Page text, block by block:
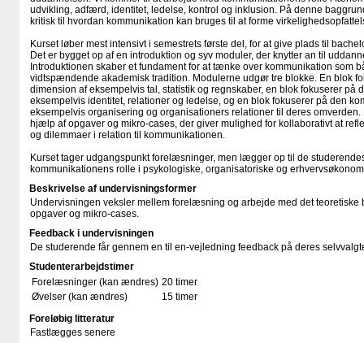
udvikling, adfærd, identitet, ledelse, kontrol og inklusion. På denne
kritisk til hvordan kommunikation kan bruges til at forme
Kurset løber mest intensivt i semestrets første del, for at give plads til
Det er bygget op af en introduktion og syv moduler, der knytter an til
Introduktionen skaber et fundament for at tænke over kommunikation som
vidtspændende akademisk tradition. Modulerne udgør tre blokke. En blok
dimension af eksempelvis tal, statistik og regnskaber, en blok fokuserer på
eksempelvis identitet, relationer og ledelse, og en blok fokuserer på den
eksempelvis organisering og organisationers relationer til deres
hjælp af opgaver og mikro-cases, der giver mulighed for kollaborativt at
og dilemmaer i relation til kommunikationen.
Kurset tager udgangspunkt forelæsninger, men lægger op til de
kommunikationens rolle i psykologiske, organisatoriske og
Beskrivelse af undervisningsformer
Undervisningen veksler mellem forelæsning og arbejde med det teoretiske
opgaver og mikro-cases.
Feedback i undervisningen
De studerende får gennem en til en-vejledning feedback på deres
Studenterarbejdstimer
Forelæsninger (kan ændres) 20 timer
Øvelser (kan ændres)
15 timer
Foreløbig litteratur
Fastlægges senere